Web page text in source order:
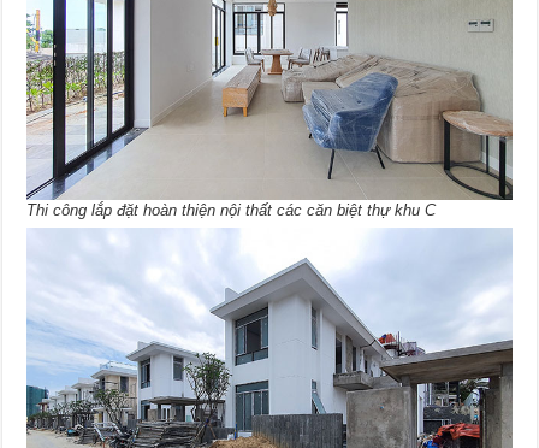
Thi công lắp đặt hoàn thiện nội thất các căn biệt thự khu C